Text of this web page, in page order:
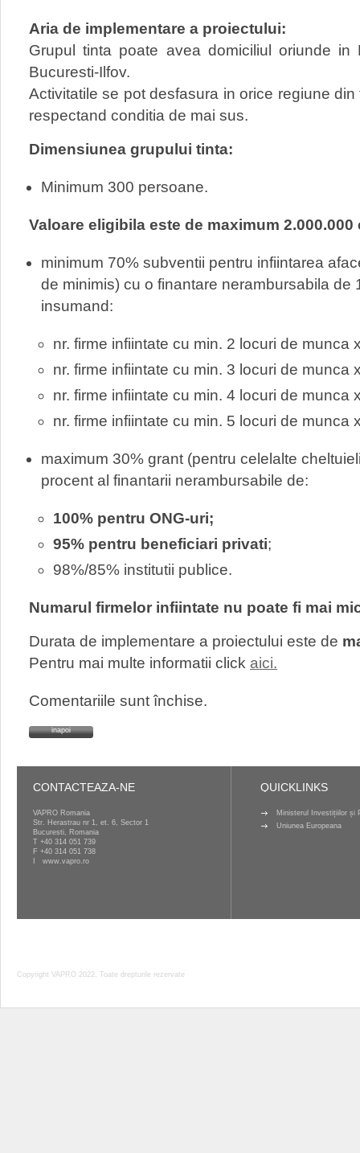
Aria de implementare a proiectului:
Grupul tinta poate avea domiciliul oriunde in
Bucuresti-Ilfov.
Activitatile se pot desfasura in orice regiune
respectand conditia de mai sus.
Dimensiunea grupului tinta:
Minimum 300 persoane.
Valoare eligibila este de maximum 2.000.000
minimum 70% subventii pentru infiintarea
de minimis) cu o finantare nerambursabila de
insumand:
nr. firme infiintate cu min. 2 locuri de munca
nr. firme infiintate cu min. 3 locuri de munca
nr. firme infiintate cu min. 4 locuri de munca
nr. firme infiintate cu min. 5 locuri de munca
maximum 30% grant (pentru celelalte
procent al finantarii nerambursabile de:
100% pentru ONG-uri;
95% pentru beneficiari privati;
98%/85% institutii publice.
Numarul firmelor infiintate nu poate fi mai
Durata de implementare a proiectului este de
Pentru mai multe informatii click aici.
Comentariile sunt închise.
inapoi
CONTACTEAZA-NE
VAPRO Romania
Str. Herastrau nr 1, et. 6, Sector 1
Bucuresti, Romania
T +40 314 051 739
F +40 314 051 738
www.vapro.ro
QUICKLINKS
Ministerul Investițiilor și
Uniunea Europeana
Copyright VAPRO 2022, Toate drepturile rezervate